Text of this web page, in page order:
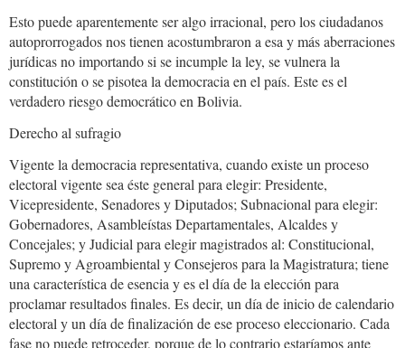
Esto puede aparentemente ser algo irracional, pero los ciudadanos
autoprorrogados nos tienen acostumbraron a esa y más aberraciones
jurídicas no importando si se incumple la ley, se vulnera la
constitución o se pisotea la democracia en el país. Este es el
verdadero riesgo democrático en Bolivia.
Derecho al sufragio
Vigente la democracia representativa, cuando existe un proceso
electoral vigente sea éste general para elegir: Presidente,
Vicepresidente, Senadores y Diputados; Subnacional para elegir:
Gobernadores, Asambleístas Departamentales, Alcaldes y
Concejales; y Judicial para elegir magistrados al: Constitucional,
Supremo y Agroambiental y Consejeros para la Magistratura; tiene
una característica de esencia y es el día de la elección para
proclamar resultados finales. Es decir, un día de inicio de calendario
electoral y un día de finalización de ese proceso eleccionario. Cada
fase no puede retroceder, porque de lo contrario estaríamos ante